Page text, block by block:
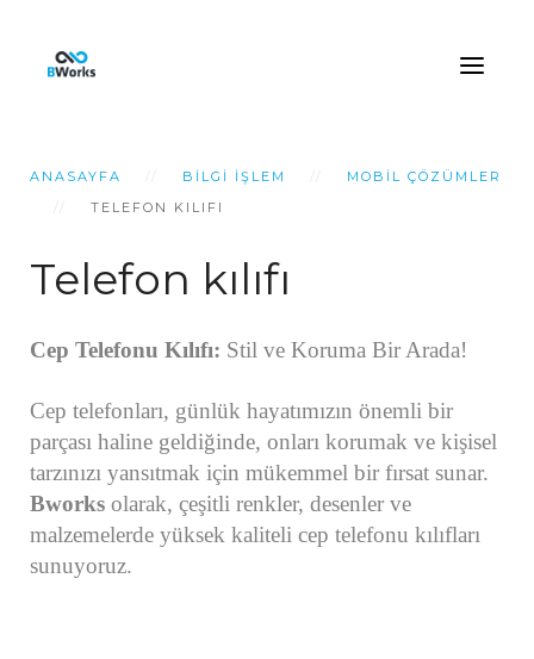
ANASAYFA BILGI İŞLEM
MOBIL ÇÖZÜMLER
TELEFON KILIFI
Telefon kılıfı
Cep Telefonu Kılıfı: Stil ve Koruma Bir Arada!
Cep telefonları, günlük hayatımızın önemli bir
parçası haline geldiğinde, onları korumak ve kişisel
tarzınızı yansıtmak için mükemmel bir fırsat sunar.
Bworks olarak, çeşitli renkler, desenler ve
malzemelerde yüksek kaliteli cep telefonu kılıfları
sunuyoruz.